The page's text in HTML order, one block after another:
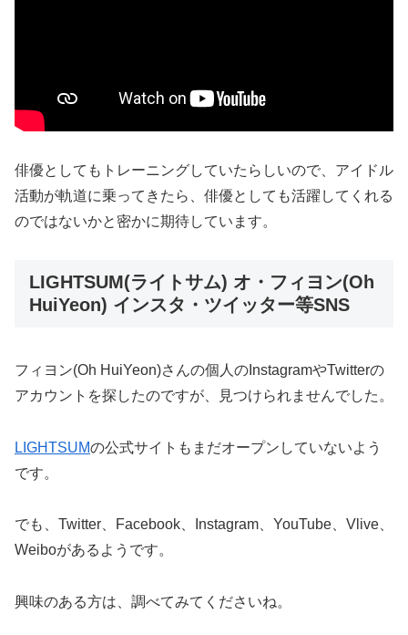
俳優としてもトレーニングしていたらしいので、アイドル
活動が軌道に乗ってきたら、俳優としても活躍してくれる
のではないかと密かに期待しています。
LIGHTSUM(ライトサム) オ・フィヨン(Oh
HuiYeon) インスタ・ツイッター等SNS
フィヨン(Oh HuiYeon)さんの個人のInstagramやTwitterの
アカウントを探したのですが、見つけられませんでした。
LIGHTSUMの公式サイトもまだオープンしていないよう
です。
でも、Twitter、Facebook、Instagram、YouTube、Vlive、
Weiboがあるようです。
興味のある方は、調べてみてくださいね。